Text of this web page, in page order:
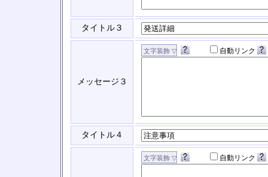
タイトル３
メッセージ３
自動リンク
タイトル４
自動リンク